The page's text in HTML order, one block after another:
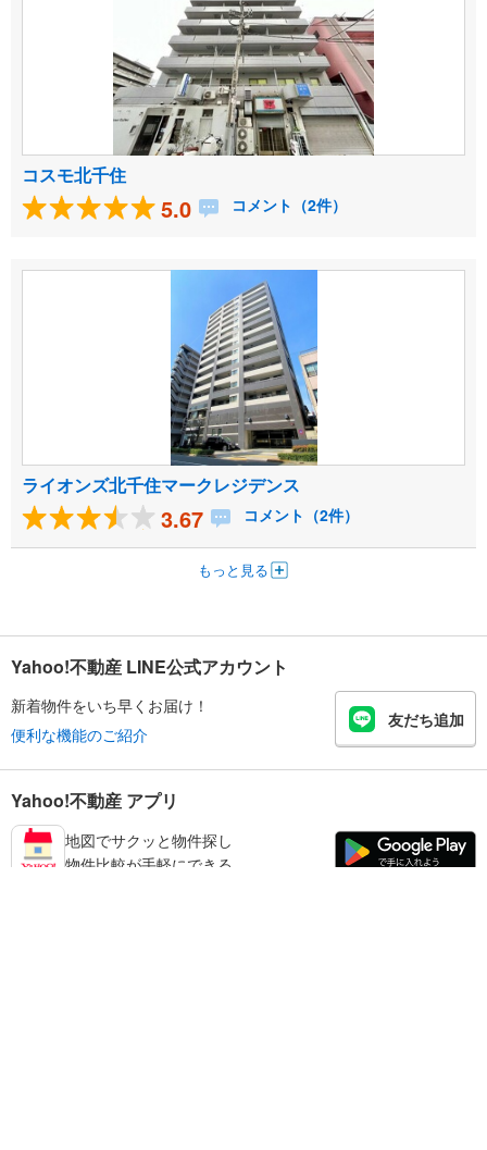
コスモ北千住
5.0 コメント（2件）
ライオンズ北千住マークレジデンス
3.67 コメント（2件）
もっと見る
Yahoo!不動産 LINE公式アカウント
新着物件をいち早くお届け！
便利な機能のご紹介
友だち追加
Yahoo!不動産 アプリ
地図でサクッと物件探し
物件比較が手軽にできる